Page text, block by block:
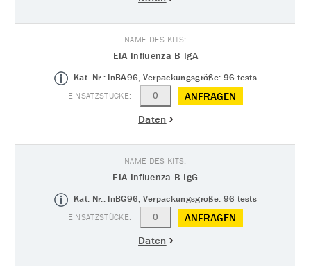
EIA Influenza B IgA
Kat. Nr.: InBA96, Verpackungsgröße: 96 tests
ANFRAGEN
Daten
EIA Influenza B IgG
Kat. Nr.: InBG96, Verpackungsgröße: 96 tests
ANFRAGEN
Daten